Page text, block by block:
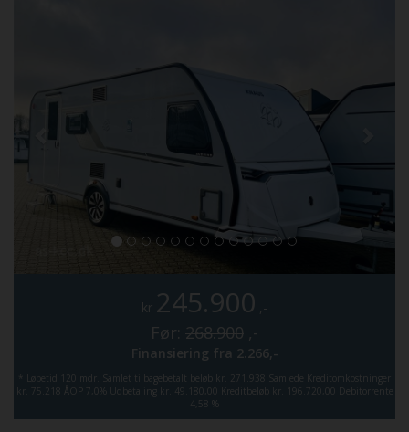
kr 245.900 ,-
Før: 268.900 ,-
Finansiering fra 2.266,-
* Løbetid 120 mdr. Samlet tilbagebetalt beløb kr. 271.938
Samlede Kreditomkostninger
kr. 75.218
ÅOP 7,0% Udbetaling kr. 49.180,00 Kreditbeløb kr. 196.720,00
Debitorrente
4,58 %